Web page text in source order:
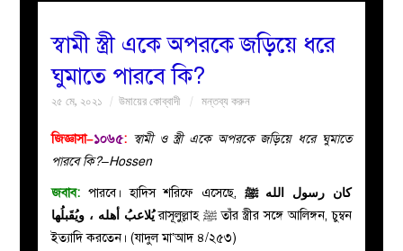
নারীদের
ইসলাহী
মজলিস
স্বামী স্ত্রী একে অপরকে জড়িয়ে ধরে
ঘুমাতে পারবে কি?
২৫ মে, ২০২১ উমায়ের কোব্বাদী মন্তব্য করুন
জিজ্ঞাসা–১০৬৫: স্বামী ও স্ত্রী একে অপরকে জড়িয়ে ধরে ঘুমাতে
পারবে কি?–Hossen
জবাব: পারবে। হাদিস শরিফে এসেছে, كان رسول الله ﷺ
يُلاعبُ أهله ، ويُقَبلُهاরাসূলুল্লাহ ﷺ তাঁর স্ত্রীর সঙ্গে আলিঙ্গন, চুম্বন
ইত্যাদি করতেন। (যাদুল মা’আদ ৪/২৫৩)